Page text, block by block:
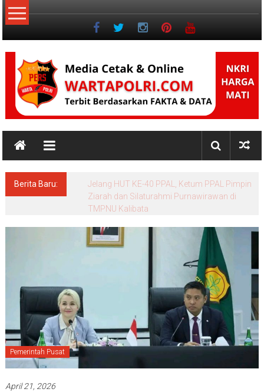
Lompat
ke
NKRI
Jurnalisme
Berita Baru:
Menko Polkam: Pemerintah Solid dan
bersinergi Menjaga Stabilitas Keamanan
Nasional
Pemerintah Pusat
April 21, 2026